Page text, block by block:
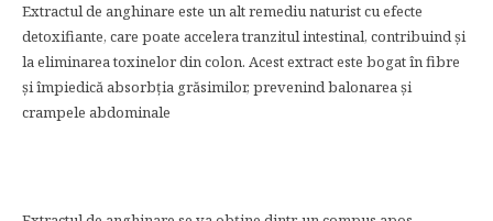
Extractul de anghinare este un alt remediu naturist cu efecte
detoxifiante, care poate accelera tranzitul intestinal, contribuind şi
la eliminarea toxinelor din colon. Acest extract este bogat în fibre
şi împiedică absorbţia grăsimilor, prevenind balonarea şi
crampele abdominale